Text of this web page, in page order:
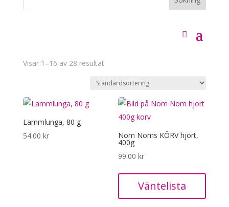
Visar 1–16 av 28 resultat
Lammlunga, 80 g
54.00 kr Nom Noms KÖRV hjort,
400g
99.00kr
Väntelista